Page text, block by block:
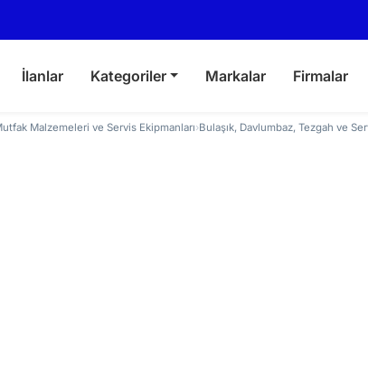
İlanlar Kategoriler Markalar Firmalar
Malzemeleri ve Servis Ekipmanları›Bulaşık, Davlumbaz, Tezgah ve